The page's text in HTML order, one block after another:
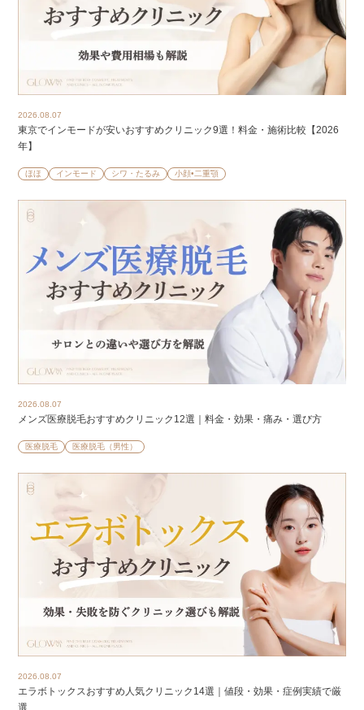
2026.08.07
東京でインモードが安いおすすめクリニック9選！料金・施術比較【2026
年】
ほほ インモード シワ・たるみ 小顔•二重顎
2026.08.07
メンズ医療脱毛おすすめクリニック12選｜料金・効果・痛み・選び方
医療脱毛 医療脱毛（男性）
2026.08.07
エラボトックスおすすめ人気クリニック14選｜値段・効果・症例実績で厳